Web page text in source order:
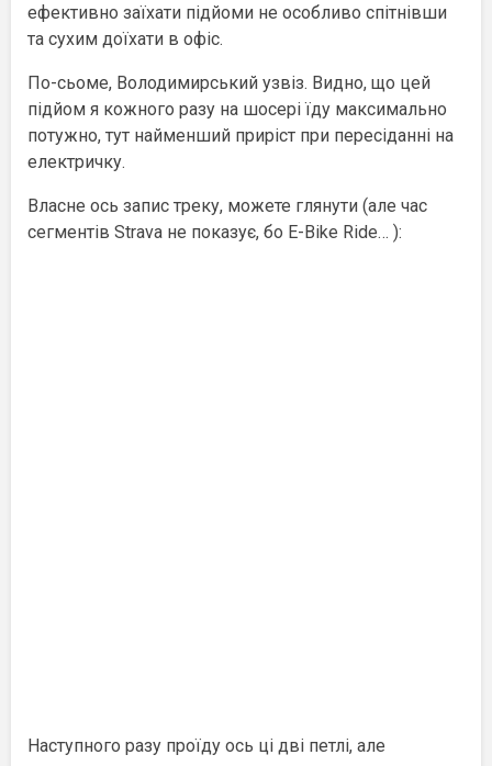
ефективно заїхати підйоми не особливо спітнівши
та сухим доїхати в офіс.
По-сьоме, Володимирський узвіз. Видно, що цей
підйом я кожного разу на шосері їду максимально
потужно, тут найменший приріст при пересіданні на
електричку.
Власне ось запис треку, можете глянути (але час
сегментів Strava не показує, бо E-Bike Ride… ):
Наступного разу проїду ось ці дві петлі, але